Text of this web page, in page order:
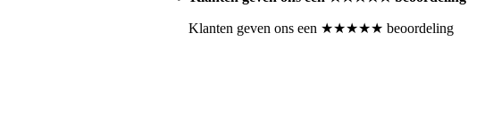
Klanten geven ons een ★★★★★ beoordeling